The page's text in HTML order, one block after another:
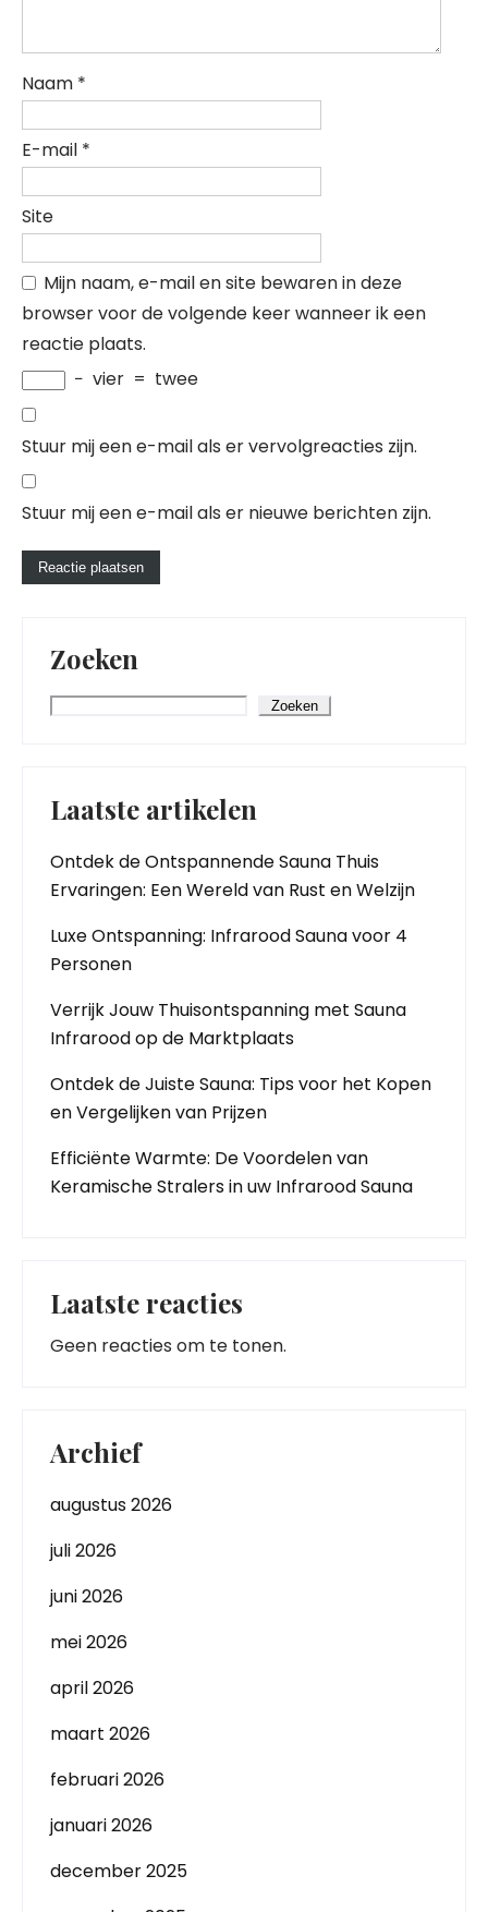
Naam *
E-mail *
Site
Mijn naam, e-mail en site bewaren in deze
browser voor de volgende keer wanneer ik een
reactie plaats.
− vier = twee
Stuur mij een e-mail als er vervolgreacties zijn.
Stuur mij een e-mail als er nieuwe berichten zijn.
Zoeken
Zoeken
Laatste artikelen
Ontdek de Ontspannende Sauna Thuis
Ervaringen: Een Wereld van Rust en Welzijn
Luxe Ontspanning: Infrarood Sauna voor 4
Personen
Verrijk Jouw Thuisontspanning met Sauna
Infrarood op de Marktplaats
Ontdek de Juiste Sauna: Tips voor het Kopen
en Vergelijken van Prijzen
Efficiënte Warmte: De Voordelen van
Keramische Stralers in uw Infrarood Sauna
Laatste reacties
Geen reacties om te tonen.
Archief
augustus 2026
juli 2026
juni 2026
mei 2026
april 2026
maart 2026
februari 2026
januari 2026
december 2025